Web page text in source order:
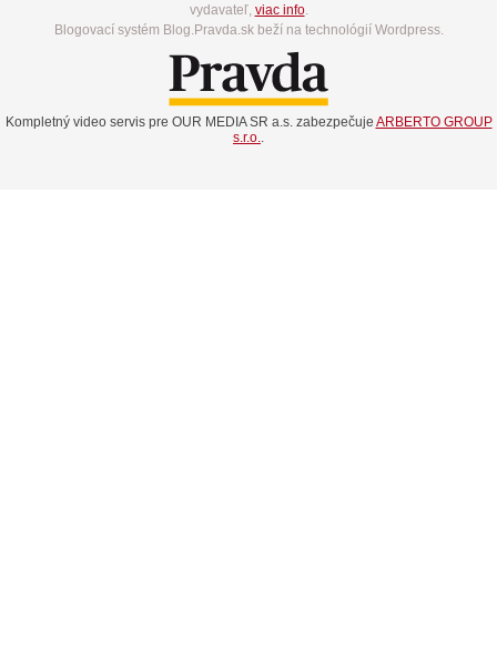
vydavateľ, viac info.
Blogovací systém Blog.Pravda.sk beží na technológií Wordpress.
Kompletný video servis pre OUR MEDIA SR a.s. zabezpečuje ARBERTO GROUP
s.r.o..